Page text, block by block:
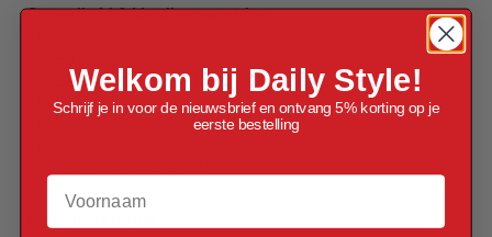
Gezondheid & Voedingswaarden
- Geen zout toegevoegd
- Koolhydraten complex
Welkom bij Daily Style!
Schrijf je in voor de nieuwsbrief en ontvang 5% korting op je
eerste bestelling
Voornaam